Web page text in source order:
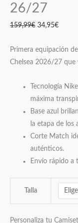
26/27
159,99€ 34,95€
Primera equipación
Chelsea 2026/27 que
Tecnología
máxima
Base azul
la etapa de los
Corte Match
auténticos.
Envío rápido a
Talla
Personaliza tu